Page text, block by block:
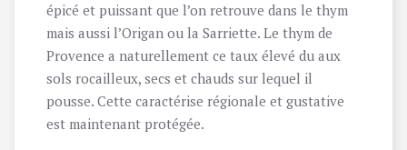
épicé et puissant que l’on retrouve dans le thym
mais aussi l’Origan ou la Sarriette. Le thym de
Provence a naturellement ce taux élevé du aux
sols rocailleux, secs et chauds sur lequel il
pousse. Cette caractérise régionale et gustative
est maintenant protégée.